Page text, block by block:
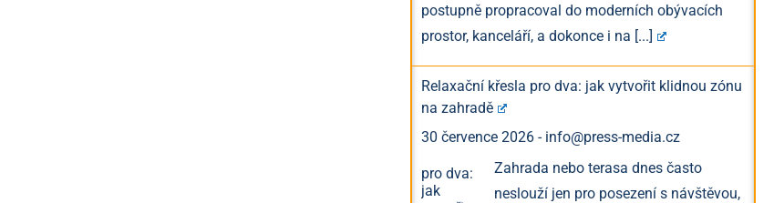
postupně propracoval do moderních obývacích
prostor, kanceláří, a dokonce i na [...]
Relaxační křesla pro dva: jak vytvořit klidnou zónu
na zahradě
30 července 2026 - info@press-media.cz
Zahrada nebo terasa dnes často
neslouží jen pro posezení s návštěvou,